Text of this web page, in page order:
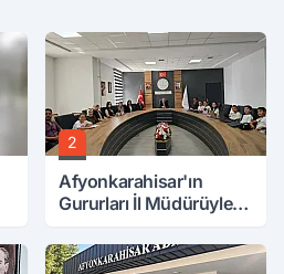
2
Afyonkarahisar'ın
Gururları İl Müdürüyle